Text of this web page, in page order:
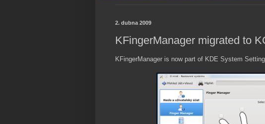
2. dubna 2009
KFingerManager migrated to
KFingerManager is now part of KDE System